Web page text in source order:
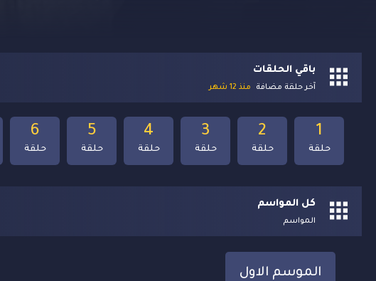
باقي الحلقات
آخر حلقة مضافة منذ 12 شهر
6
حلقة
5
حلقة
4
حلقة
3
حلقة
2
حلقة
1
حلقة
كل المواسم
المواسم
الموسم الاول